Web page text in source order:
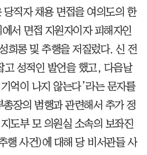
직자 채용 면접을 여의도의 한
서 면접 지원자이자 피해자인
희롱 및 추행을 저질렀다. 신 전
고 성적인 발언을 했고, 다음날
억이 나지 않는다’라는 문자를
장의 범행과 관련해서 추가 정
도부 모 의원실 소속의 보좌진
행 사건)에 대해 당 비서관들 사